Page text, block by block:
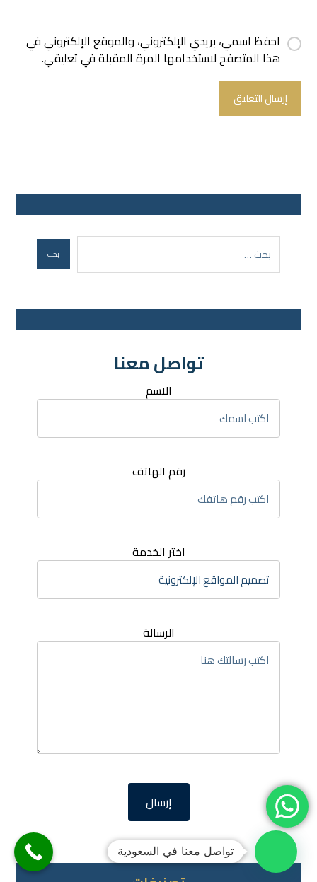
احفظ اسمي، بريدي الإلكتروني، والموقع الإلكتروني في
هذا المتصفح لاستخدامها المرة المقبلة في تعليقي.
تواصل معنا
الاسم
رقم الهاتف
اختر الخدمة
الرسالة
تواصل معنا في السعودية